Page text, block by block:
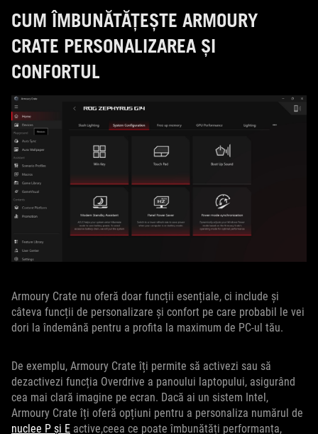
CUM ÎMBUNĂTĂȚEȘTE ARMOURY
CRATE PERSONALIZAREA ȘI
CONFORTUL
Armoury Crate nu oferă doar funcții esențiale, ci include și
câteva funcții de personalizare și confort pe care probabil le vei
dori la îndemână pentru a profita la maximum de PC-ul tău.
De exemplu, Armoury Crate îți permite să activezi sau să
dezactivezi funcția Overdrive a panoului laptopului, asigurând
cea mai clară imagine pe ecran. Dacă ai un sistem Intel,
Armoury Crate îți oferă opțiuni pentru a personaliza numărul de
nuclee P și E active,ceea ce poate îmbunătăți performanța,